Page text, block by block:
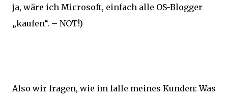
ja, wäre ich Microsoft, einfach alle OS-Blogger
„kaufen“. – NOT!)
Also wir fragen, wie im falle meines Kunden: Was